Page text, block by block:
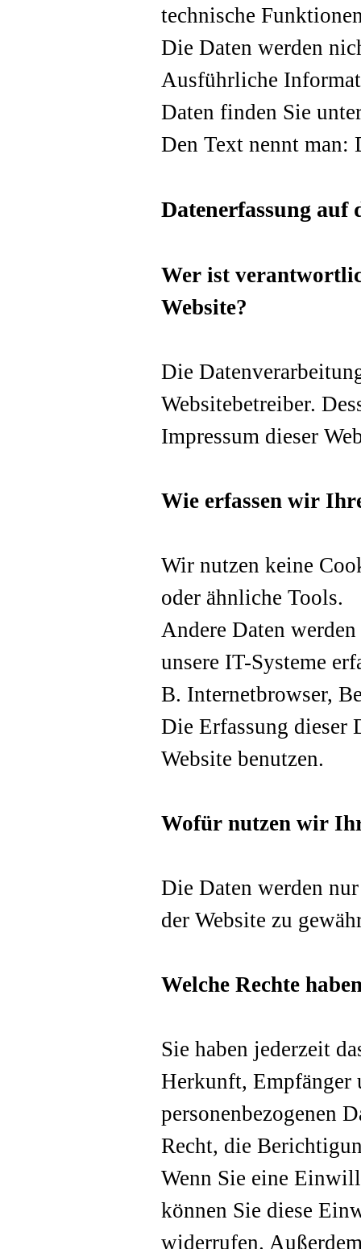
technische
Die Daten werden
Ausführliche
Daten finden Sie
Den Text nennt man:
Datenerfassung auf
Wer ist
Website?
Die
Websitebetreiber.
Impressum dieser
Wie erfassen wir
Wir nutzen keine
oder ähnliche Tools.
Andere Daten
unsere IT-Systeme
B. Internetbrowser,
Die Erfassung dieser
Website benutzen.
Wofür nutzen wir
Die Daten werden
der Website zu
Welche Rechte
Sie haben jederzeit
Herkunft, Empfänger
personenbezogenen
Recht, die
Wenn Sie eine
können Sie diese
widerrufen.